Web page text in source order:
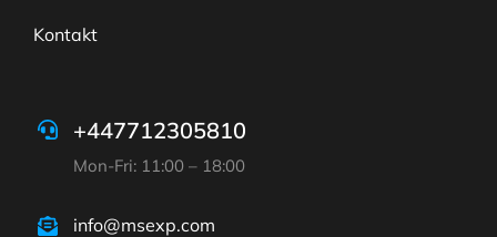
Kontakt
+447712305810
Mon-Fri: 11:00 – 18:00
info@msexp.com